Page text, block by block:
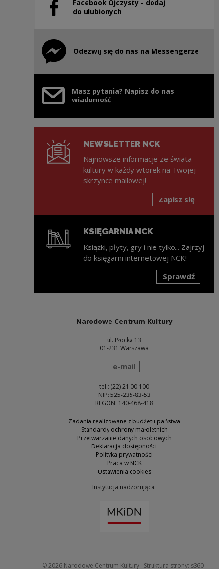
Facebook Ojczysty - dodaj
do ulubionych
Uwaga, link zostanie otwarty w nowym oknie
Odezwij się do nas na Messengerze
Uwaga, link zostanie otwarty w nowym oknie
Masz pytania? Napisz do nas
wiadomość
NEWSLETTER NCK
Najnowsze informacje ze świata
kultury w każdy wtorek na Twojej
skrzynce mailowej!
Zapisz się
KSIĘGARNIA NCK
Książki, płyty, gry i nie tylko... Zajrzyj
do księgarni internetowej NCK!
Sprawdź
Narodowe Centrum Kultury
ul. Płocka 13
01-231 Warszawa
wyślij wiadomość
e-mail
tel.: (22) 21 00 100
NIP: 525-235-83-53
REGON: 140-468-418
Zadania realizowane z budżetu państwa
Standardy ochrony małoletnich
Przetwarzanie danych osobowych
Deklaracja dostępności
Polityka prywatności
Praca w NCK
Ustawienia cookies
Instytucja nadzorująca:
© 2026 Narodowe Centrum KulturyStruktura strony: s360